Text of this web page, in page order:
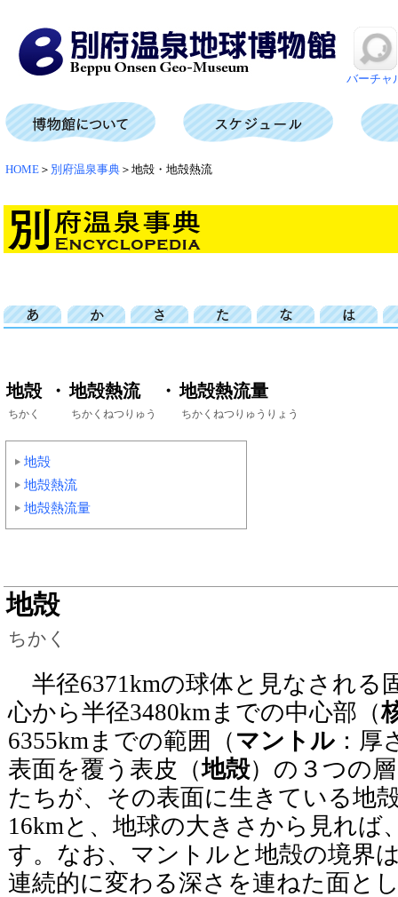
バーチャ
HOME ＞ 別府温泉事典 ＞地殻・地殻熱流
地殻 ・ 地殻熱流 ・ 地殻熱流量
ちかく ちかくねつりゅう ちかくねつりゅうりょう
地殻
地殻熱流
地殻熱流量
地殻
ちかく
半径6371kmの球体と見なされる
心から半径3480kmまでの中心部（
6355kmまでの範囲（ マントル ：厚
表面を覆う表皮（地殻）の３つの
たちが、その表面に生きている地
16kmと、地球の大きさから見れば
す。なお、マントルと地殻の境界
連続的に変わる深さを連ねた面と